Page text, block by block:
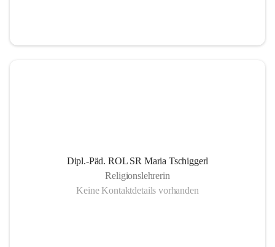
Dipl.-Päd. ROL SR Maria Tschiggerl
Religionslehrerin
Keine Kontaktdetails vorhanden